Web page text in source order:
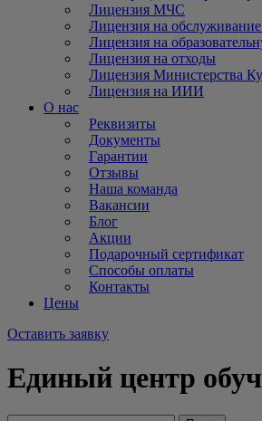
Лицензия МЧС
Лицензия на
Лицензия на
Лицензия на отходы
Лицензия Министерства
Лицензия на ИИИ
О нас
Реквизиты
Документы
Гарантии
Отзывы
Наша команда
Вакансии
Блог
Акции
Подарочный сертификат
Способы оплаты
Контакты
Цены
Оставить заявку
Единый центр